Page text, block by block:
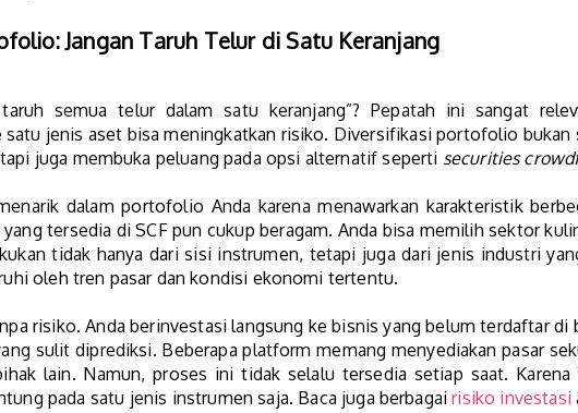
Jangan Taruh Telur di Satu Keranjang
semua telur dalam satu keranjang”? Pepatah ini sangat
satu jenis aset bisa meningkatkan risiko. Diversifikasi portofolio bukan
juga membuka peluang pada opsi alternatif seperti securities
dalam portofolio Anda karena menawarkan karakteristik
tersedia di SCF pun cukup beragam. Anda bisa memilih sektor
tidak hanya dari sisi instrumen, tetapi juga dari jenis industri
oleh tren pasar dan kondisi ekonomi tertentu.
risiko. Anda berinvestasi langsung ke bisnis yang belum terdaftar di
sulit diprediksi. Beberapa platform memang menyediakan pasar
lain. Namun, proses ini tidak selalu tersedia setiap saat.
pada satu jenis instrumen saja. Baca juga berbagairisiko investasi